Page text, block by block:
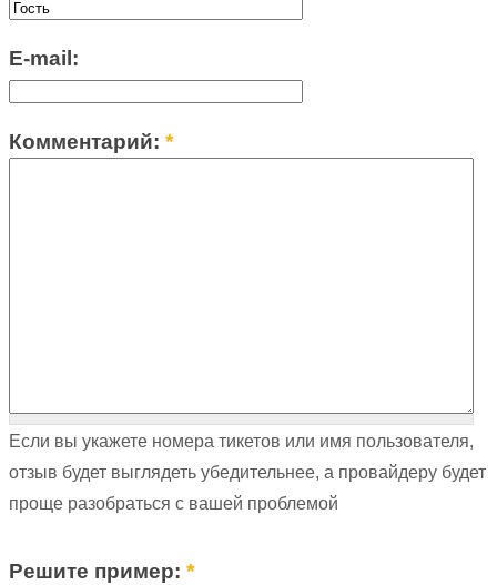
E-mail:
Комментарий:*
Если вы укажете номера тикетов или имя пользователя,
отзыв будет выглядеть убедительнее, а провайдеру будет
проще разобраться с вашей проблемой
Решите пример:*